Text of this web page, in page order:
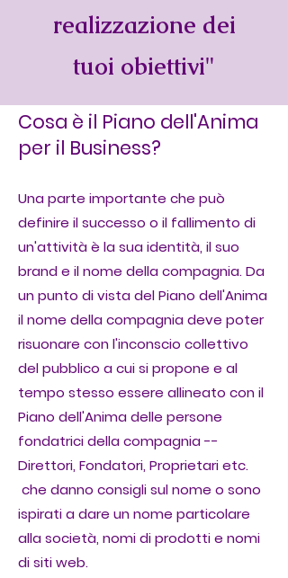
realizzazione dei
tuoi obiettivi"
Cosa è il Piano dell'Anima
per il Business?
Una parte importante che può
definire il successo o il fallimento di
un'attività è la sua identità, il suo
brand e il nome della compagnia. Da
un punto di vista del Piano dell'Anima
il nome della compagnia deve poter
risuonare con l'inconscio collettivo
del pubblico a cui si propone e al
tempo stesso essere allineato con il
Piano dell'Anima delle persone
fondatrici della compagnia --
Direttori, Fondatori, Proprietari etc.
che danno consigli sul nome o sono
ispirati a dare un nome particolare
alla società, nomi di prodotti e nomi
di siti web.